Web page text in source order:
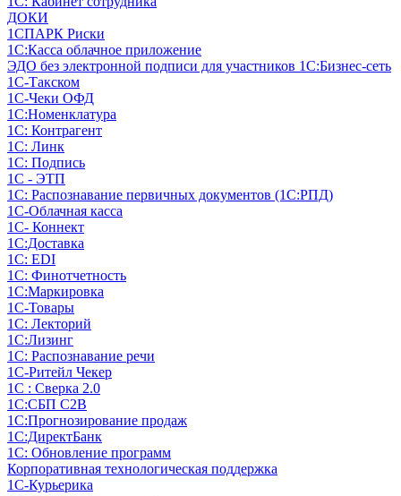
ДОКИ
1СПАРК Риски
1С:Касса облачное приложение
ЭДО без электронной подписи для участников 1С:Бизнес-сеть
1С-Такском
1С-Чеки ОФД
1С:Номенклатура
1С: Контрагент
1С: Линк
1С: Подпись
1С - ЭТП
1С: Распознавание первичных документов (1С:РПД)
1С-Облачная касса
1С- Коннект
1С:Доставка
1С: EDI
1С: Финотчетность
1С:Маркировка
1С-Товары
1С: Лекторий
1С:Лизинг
1С: Распознавание речи
1C-Ритейл Чекер
1С : Сверка 2.0
1С:СБП C2B
1С:Прогнозирование продаж
1С:ДиректБанк
1С: Обновление программ
Корпоративная технологическая поддержка
1С-Курьерика